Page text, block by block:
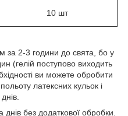
10 шт
за 2-3 години до свята, бо у
(гелій поступово виходить
ви можете обробити
латексних кульок і
днів без додаткової обробки.